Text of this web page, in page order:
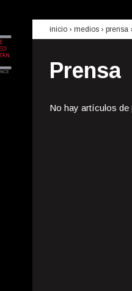
inicio › medios › prensa
Prensa
No hay artículos de